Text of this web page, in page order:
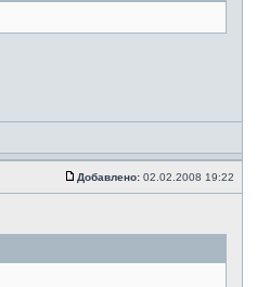
Добавлено: 02.02.2008 19:22